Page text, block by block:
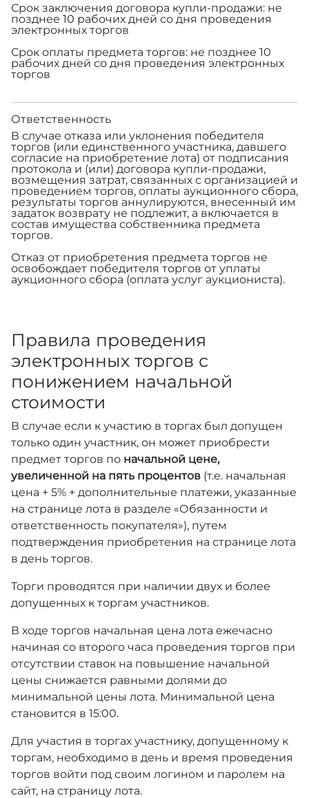
Срок заключения договора купли-продажи: не
позднее 10 рабочих дней со дня проведения
электронных торгов
Срок оплаты предмета торгов: не позднее 10
рабочих дней со дня проведения электронных
торгов
Ответственность
В случае отказа или уклонения победителя
торгов (или единственного участника, давшего
согласие на приобретение лота) от подписания
протокола и (или) договора купли-продажи,
возмещения затрат, связанных с организацией и
проведением торгов, оплаты аукционного сбора,
результаты торгов аннулируются, внесенный им
задаток возврату не подлежит, а включается в
состав имущества собственника предмета
торгов.
Отказ от приобретения предмета торгов не
освобождает победителя торгов от уплаты
аукционного сбора (оплата услуг аукциониста).
Правила проведения
электронных торгов с
понижением начальной
стоимости
В случае если к участию в торгах был допущен
только один участник, он может приобрести
предмет торгов по начальной цене,
увеличенной на пять процентов (т.е. начальная
цена + 5% + дополнительные платежи, указанные
на странице лота в разделе «Обязанности и
ответственность покупателя»), путем
подтверждения приобретения на странице лота
в день торгов.
Торги проводятся при наличии двух и более
допущенных к торгам участников.
В ходе торгов начальная цена лота ежечасно
начиная со второго часа проведения торгов при
отсутствии ставок на повышение начальной
цены снижается равными долями до
минимальной цены лота. Минимальной цена
становится в 15:00.
Для участия в торгах участнику, допущенному к
торгам, необходимо в день и время проведения
торгов войти под своим логином и паролем на
сайт, на страницу лота.